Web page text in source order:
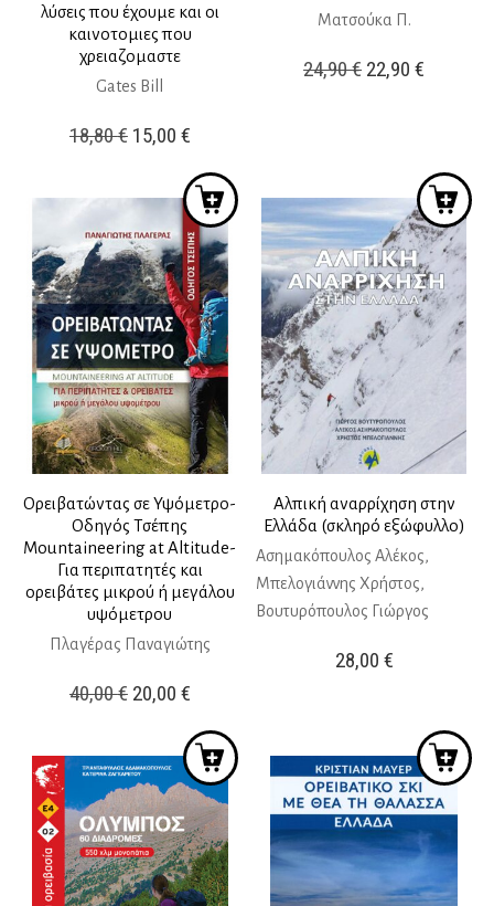
λύσεις που έχουμε και οι
καινοτομιες που
χρειαζομαστε
Gates Bill
18,80€ Original
was:
18,80 €.
15,00 €Η
τιμή
είναι:
15,00 €.
Ματσούκα Π.
24,90€ Original
22,90€
22,90 €.
Ορειβατώντας σε Υψόμετρο-
Οδηγός Τσέπης
Mountaineering at Altitude-
Για περιπατητές και
ορειβάτες μικρού ή μεγάλου
υψόμετρου
Πλαγέρας Παναγιώτης
40,00€ Original
was:
40,00 €.
20,00 €Η
τιμή
είναι:
20,00 €.
Αλπική αναρρίχηση στην
Ελλάδα (σκληρό εξώφυλλο)
Ασημακόπουλος Αλέκος,
Μπελογιάννης Χρήστος,
Βουτυρόπουλος Γιώργος
28,00 €